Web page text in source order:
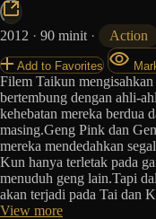
2012 · 90 minit · Action
Add to Favorites
Filem Taikun
bertembung dengan ahli-
kehebatan mereka berdua
masing.Geng Pink dan
mereka mendedahkan
Kun hanya terletak pada
menuduh geng lain.Tapi
akan terjadi pada Tai dan
View more